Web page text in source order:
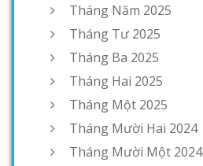
Tháng Năm 2025
Tháng Tư 2025
Tháng Ba 2025
Tháng Hai 2025
Tháng Một 2025
Tháng Mười Hai 2024
Tháng Mười Một 2024